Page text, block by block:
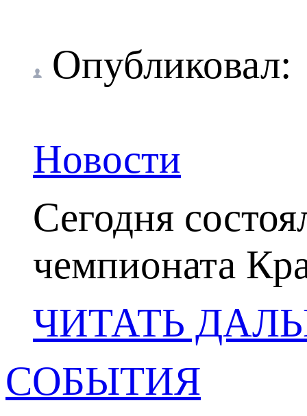
Новости
Сегодня
чемпионата
ЧИТАТЬ
СОБЫТИЯ